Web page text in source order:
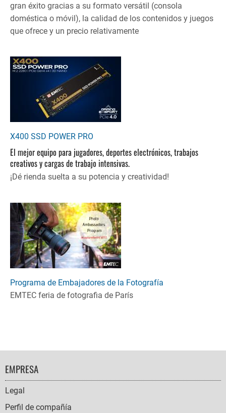
gran éxito gracias a su formato versátil (consola
doméstica o móvil), la calidad de los contenidos y juegos
que ofrece y un precio relativamente
X400 SSD POWER PRO
El mejor equipo para jugadores, deportes electrónicos, trabajos
creativos y cargas de trabajo intensivas.
¡Dé rienda suelta a su potencia y creatividad!
Programa de Embajadores de la Fotografía
EMTEC feria de fotografia de París
FOOTER
NAVIGATION
EMPRESA
Legal
Perfil de compañía